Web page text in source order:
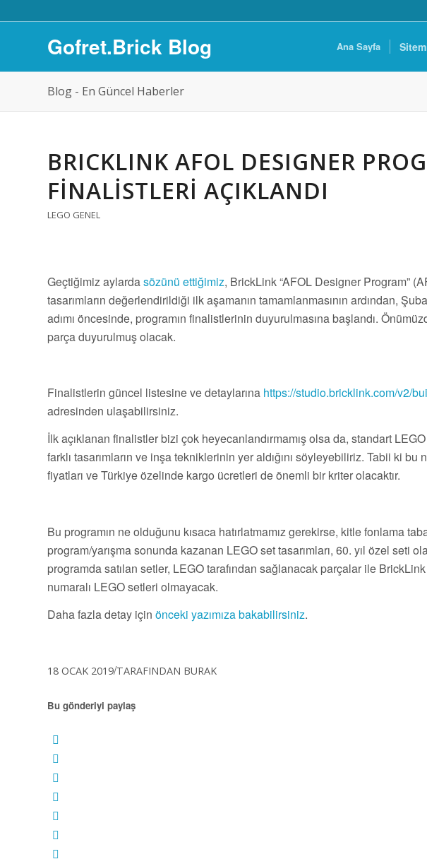
Gofret.Brick Blog Ana Sayfa
Blog - En Güncel Haberler
BRICKLINK AFOL DESIGNER
FINALISTLERI AÇIKLANDI
LEGO GENEL
Geçtiğimiz aylardasözünü ettiğimiz, BrickLink “AFOL Designer Program”
tasarımların değerlendirildiği ilk aşamanın tamamlanmasının ardından,
adımı öncesinde, programın finalistlerinin duyurulmasına başlandı.
parça duyurulmuş olacak.
Finalistlerin güncel listesine ve detaylarına https://studio.bricklink.com/v2/
adresinden ulaşabilirsiniz.
İlk açıklanan finalistler bizi çok heyecanlandırmamış olsa da, standart
farklı tasarımların ve inşa tekniklerinin yer aldığını söyleyebiliriz. Tabii ki
fiyatları ve Türkiye özelinde kargo ücretleri de önemli bir kriter olacaktır.
Bu programın ne olduğunu kısaca hatırlatmamız gerekirse, kitle fonlama
program/yarışma sonunda kazanan LEGO set tasarımları, 60. yıl özel seti
programda satılan setler, LEGO tarafından sağlanacak parçalar ile
numaralı LEGO setleri olmayacak.
Daha fazla detay için önceki yazımıza bakabilirsiniz.
18 OCAK 2019/TARAFINDAN BURAK
Bu gönderiyi paylaş